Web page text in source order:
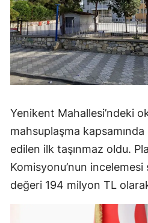
Yenikent Mahallesi’ndeki
mahsuplaşma
edilen ilk taşınmaz oldu.
Komisyonu’nun incelemesi
değeri 194 milyon TL